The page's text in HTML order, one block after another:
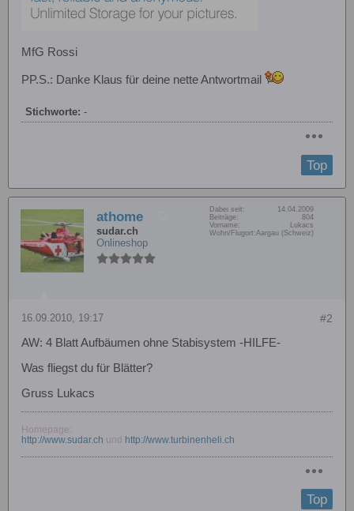
MfG Rossi
PP.S.: Danke Klaus für deine nette Antwortmail
Stichworte: -
Top
athome
sudar.ch
Onlineshop
Dabei seit:
14.04.2009
Beiträge:
804
Vorname:
Lukacs
Wohn/Flugort:Aargau (Schweiz)
#2
16.09.2010, 19:17
AW: 4 Blatt Aufbäumen ohne Stabisystem -HILFE-
Was fliegst du für Blätter?
Gruss Lukacs
Homepage:
http://www.sudar.ch und http://www.turbinenheli.ch
Top